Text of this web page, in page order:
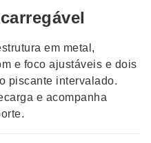
em metal,
e foco ajustáveis e dois
piscante intervalado.
e acompanha